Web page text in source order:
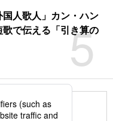
5
人歌人」カン・ハン
で伝える「引き算の